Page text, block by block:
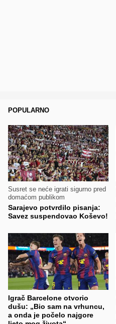
POPULARNO
Susret se neće igrati sigurno pred
domaćom publikom
Sarajevo potvrdilo pisanja:
Savez suspendovao Koševo!
Igrač Barcelone otvorio
dušu: „Bio sam na vrhuncu,
a onda je počelo najgore